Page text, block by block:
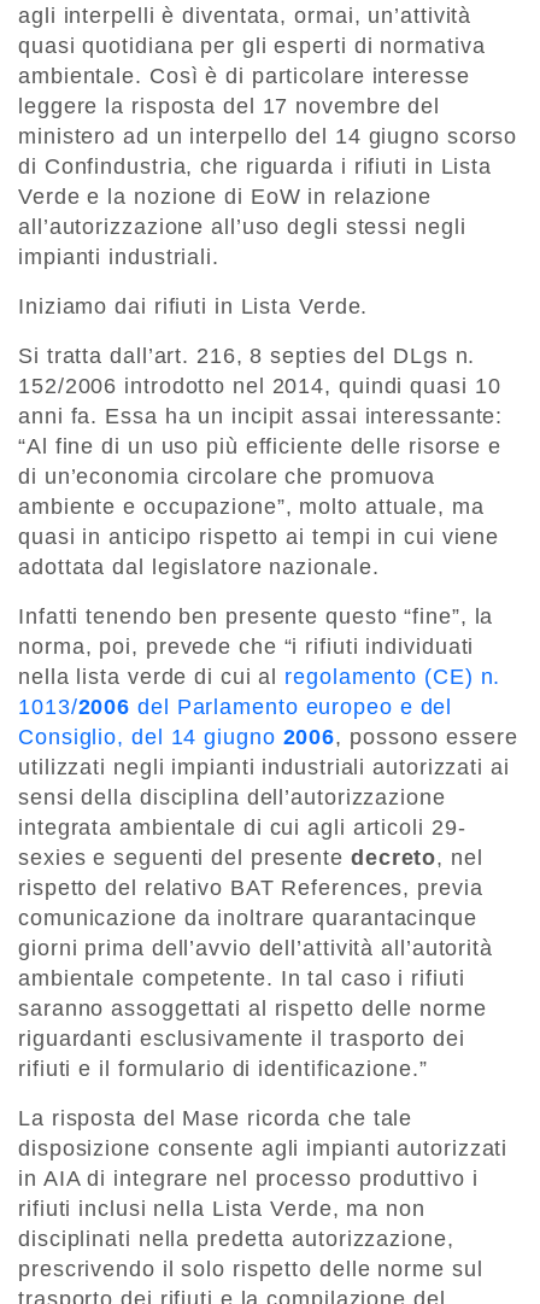
agli interpelli è diventata, ormai, un’attività
quasi quotidiana per gli esperti di normativa
ambientale. Così è di particolare interesse
leggere la risposta del 17 novembre del
ministero ad un interpello del 14 giugno scorso
di Confindustria, che riguarda i rifiuti in Lista
Verde e la nozione di EoW in relazione
all’autorizzazione all’uso degli stessi negli
impianti industriali.
Iniziamo dai rifiuti in Lista Verde.
Si tratta dall’art. 216, 8 septies del DLgs n.
152/2006 introdotto nel 2014, quindi quasi 10
anni fa. Essa ha un incipit assai interessante:
“Al fine di un uso più efficiente delle risorse e
di un’economia circolare che promuova
ambiente e occupazione”, molto attuale, ma
quasi in anticipo rispetto ai tempi in cui viene
adottata dal legislatore nazionale.
Infatti tenendo ben presente questo “fine”, la
norma, poi, prevede che “i rifiuti individuati
nella lista verde di cui al regolamento (CE) n.
1013/2006 del Parlamento europeo e del
Consiglio, del 14 giugno 2006, possono essere
utilizzati negli impianti industriali autorizzati ai
sensi della disciplina dell’autorizzazione
integrata ambientale di cui agli articoli 29-
sexies e seguenti del presente decreto, nel
rispetto del relativo BAT References, previa
comunicazione da inoltrare quarantacinque
giorni prima dell’avvio dell’attività all’autorità
ambientale competente. In tal caso i rifiuti
saranno assoggettati al rispetto delle norme
riguardanti esclusivamente il trasporto dei
rifiuti e il formulario di identificazione.”
La risposta del Mase ricorda che tale
disposizione consente agli impianti autorizzati
in AIA di integrare nel processo produttivo i
rifiuti inclusi nella Lista Verde, ma non
disciplinati nella predetta autorizzazione,
prescrivendo il solo rispetto delle norme sul